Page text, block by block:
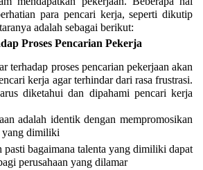
para pencari kerja, seperti dikutip
adalah sebagai berikut:
Proses Pencarian Pekerja
terhadap proses pencarian pekerjaan akan
kerja agar terhindar dari rasa frustrasi.
diketahui dan dipahami pencari kerja
adalah identik dengan mempromosikan
yang dimiliki
pasti bagaimana talenta yang dimiliki dapat
perusahaan yang dilamar